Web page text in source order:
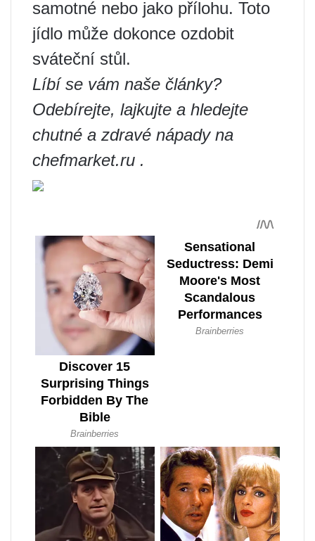
samotné nebo jako přílohu. Toto
jídlo může dokonce ozdobit
sváteční stůl.
Líbí se vám naše články?
Odebírejte, lajkujte a hledejte
chutné a zdravé nápady na
chefmarket.ru .